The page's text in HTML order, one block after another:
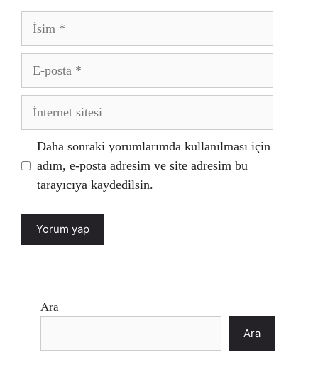
İsim
posta
İnternet
Daha sonraki yorumlarımda kullanılması için
adım, e-posta adresim ve site adresim bu
tarayıcıya kaydedilsin.
Ara
Ara